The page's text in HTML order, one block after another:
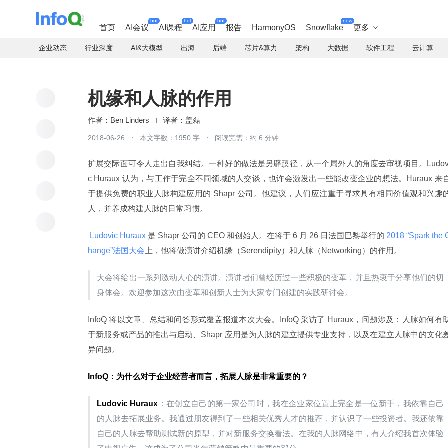
首页 AI会议
hot
AI课程
hot
AI应用
hot
报告 HarmonyOS Snowflake
new
更多 
企业动态 行业深度 AI&大模型 出海 后端 芯片&算力 架构 大数据 软件工程 云计算
机缘和人脉的作用
Ben Linders 盖磊
2018-06-26 本文字数：1950 字 阅读完需：约 6 分钟
扩展交际面可令人走出自我纠结。一种好的做法是另辟蹊径，从一个局外人的角度去审视项目。
c Huraux 认为，与工作于完全不同领域的人交谈，也许会激发出一些能改变企业的想法。Huraux 来
于提供免费的职业人脉构建应用的 Shapr 公司。他建议，人们应注重于寻求具有相同价值观和兴趣
人，并养成构建人脉的日常习惯。
Ludovic Huraux 是 Shapr 公司的 CEO 和创始人。在将于 6 月 26 日法国巴黎举行的 2018 “Spark the
hange”法国大会 上，他将做演讲介绍机缘（Serendipity）和人脉（Networking）的作用。
大会将给出一系列激动人心的演讲。演讲者们曾经历过一些积极的变革，并且热衷于分享他们的切
身体会。欢迎参加这次由变革和创新人士为大家专门创建的实践研讨会。
InfoQ 将以文章、总结和问答形式覆盖报道本次大会。InfoQ 采访了 Huraux，问题涉及：人脉如何有
于新服务或产品的推出与启动、Shapr 应用是为人脉的建立提供专业支持，以及在建立人脉中的文化
异问题。
InfoQ：为什么对于企业经营者而言，拓展人脉是非常重要的？
Ludovic Huraux ：在创立自己的第一家公司时，我在企业家位置上完全是一位新手，我依靠自己
的人脉去拓展业务。我通过朋友得到了一些相关优秀人才的推荐，并认识了一些投资者。我还依靠
自己的人脉去帮助测试新的原型，并对新服务交换看法。在我的人脉网络中，有人介绍我首次体验